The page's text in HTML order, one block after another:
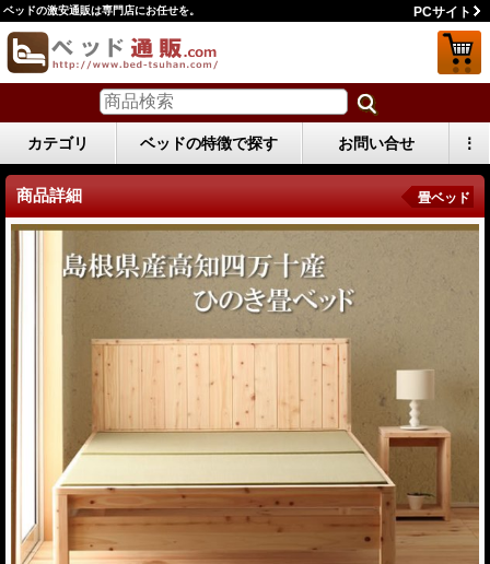
ベッドの激安通販は専門店にお任せを。 PCサイト
カテゴリ ベッドの特徴で探す お問い合せ ⋮
商品詳細 畳ベッド